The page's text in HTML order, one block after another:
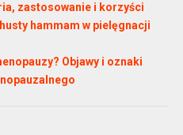
zastosowanie i korzyści
hammam w pielęgnacji
Objawy i oznaki